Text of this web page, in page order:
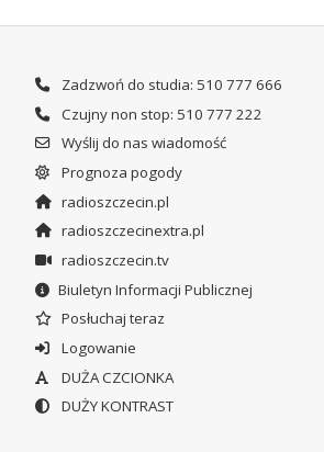
Zadzwoń do studia: 510 777 666
Czujny non stop: 510 777 222
Wyślij do nas wiadomość
Prognoza pogody
radioszczecin.pl
radioszczecinextra.pl
radioszczecin.tv
Biuletyn Informacji Publicznej
Posłuchaj teraz
Logowanie
DUŻA CZCIONKA
DUŻY KONTRAST